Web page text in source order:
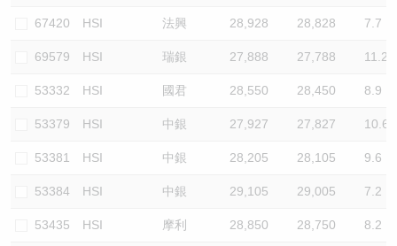
67420 HSI 法興 28,928 28,828 7.7
69579 HSI 瑞銀 27,888 27,788 11.2
53332 HSI 國君 28,550 28,450 8.9
53379 HSI 中銀 27,927 27,827 10.6
53381 HSI 中銀 28,205 28,105 9.6
53384 HSI 中銀 29,105 29,005 7.2
53435 HSI 摩利 28,850 28,750 8.2